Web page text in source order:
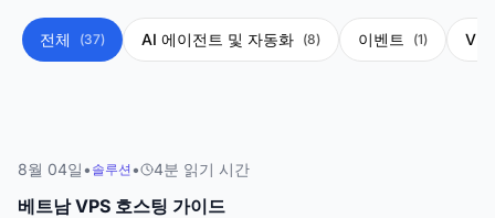
전체 (37) AI 에이전트 및 자동화 (8) 이벤트 (1)
8월 04일• 솔루션 • 4분 읽기 시간
베트남 VPS 호스팅 가이드